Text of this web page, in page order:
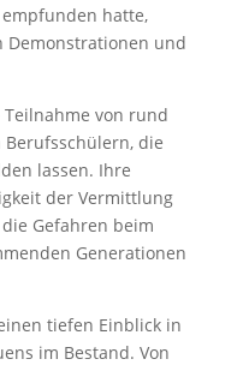
hatte,
und
von rund
Berufsschülern, die
lassen. Ihre
der Vermittlung
Gefahren beim
Generationen
tiefen Einblick in
im Bestand. Von